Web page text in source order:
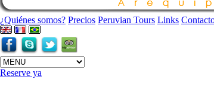
¿Quiénes somos? Precios Peruvian Tours Links
Reserve ya